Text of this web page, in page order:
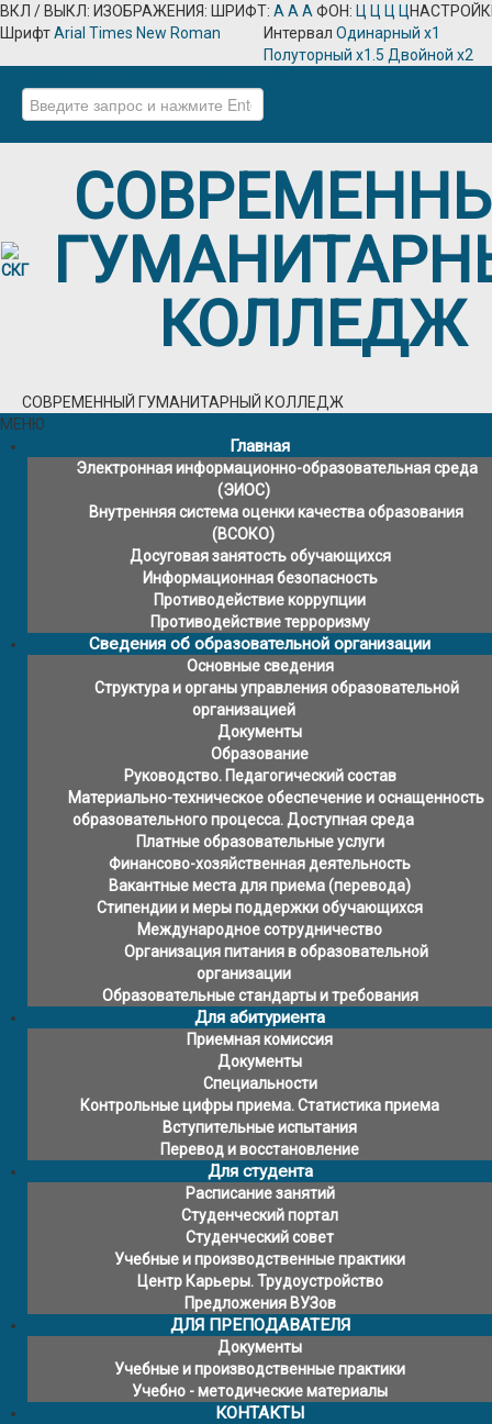
ВКЛ / ВЫКЛ: ИЗОБРАЖЕНИЯ: ШРИФТ: A A A ФОН: Ц Ц Ц Ц
ШрифтArial Times New Roman Интервал Одинарный х1
Полуторный х1.5 Двойной х2
Искать...
КОЛЛЕДЖ
СОВРЕМЕННЫЙ ГУМАНИТАРНЫЙ КОЛЛЕДЖ
МЕНЮ
Главная
Электронная информационно-образовательная среда
(ЭИОС)
Внутренняя система оценки качества образования
(ВСОКО)
Досуговая занятость обучающихся
Информационная безопасность
Противодействие коррупции
Противодействие терроризму
Сведения об образовательной организации
Основные сведения
Структура и органы управления образовательной
организацией
Документы
Образование
Руководство. Педагогический состав
Материально-техническое обеспечение и оснащенность
образовательного процесса. Доступная среда
Платные образовательные услуги
Финансово-хозяйственная деятельность
Вакантные места для приема (перевода)
Стипендии и меры поддержки обучающихся
Международное сотрудничество
Организация питания в образовательной
организации
Образовательные стандарты и требования
Для абитуриента
Приемная комиссия
Документы
Специальности
Контрольные цифры приема. Статистика приема
Вступительные испытания
Перевод и восстановление
Для студента
Расписание занятий
Студенческий портал
Студенческий совет
Учебные и производственные практики
Центр Карьеры. Трудоустройство
Предложения ВУЗов
ДЛЯ ПРЕПОДАВАТЕЛЯ
Документы
Учебные и производственные практики
Учебно - методические материалы
КОНТАКТЫ